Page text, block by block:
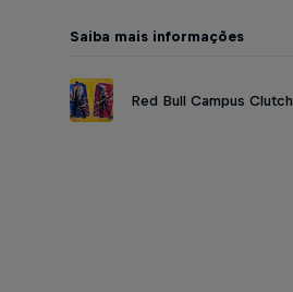
Saiba mais informações
Red Bull Campus Clutch